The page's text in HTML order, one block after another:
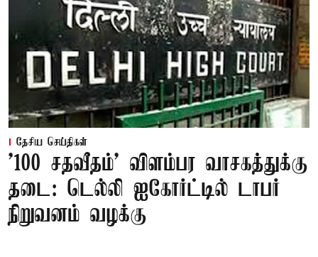
தேசிய செய்திகள்
'100 சதவீதம்' விளம்பர வாசகத்துக்கு
தடை: டெல்லி ஐகோர்ட்டில் டாபர்
நிறுவனம் வழக்கு